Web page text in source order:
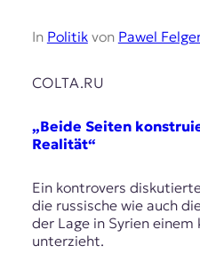
In Politikvon Pawel
COLTA.RU
„Beide Seiten
Realität“
Ein kontrovers
die russische wie auch
der Lage in Syrien einem
unterzieht.